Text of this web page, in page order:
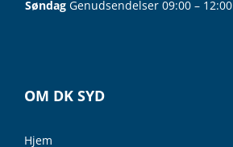
Søndag Genudsendelser 09:00 – 12:00
OM DK SYD
Hjem